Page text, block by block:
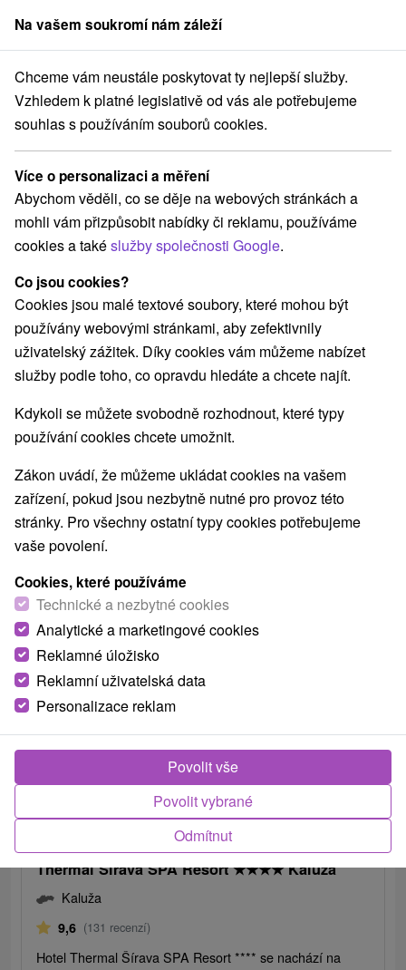
člen skupinySorger
termálním bazénem Východné Slovensko Košický kraj
Hotely s termálním bazénem Kaluža
Kategorie
Všechny kategorie
Hotely na Slovensku (3)
Hotely s bazénem(2) Wellness hotely na Slovensku
Hotely na Slovensku pro rodiny s dětmi
Hotely s termálním bazénem(2)
Vyberte lokalitu nebo termín
Nejprodávanější
VŠECHNY TOP - NEJPRODÁVANĚJŠÍ NEJLEVNĚJŠÍ
od2 177,65Kč
Thermal Šírava SPA Resort★★★★Kaluža
Kaluža
9,6 (131 recenzí)
Hotel Thermal Šírava SPA Resort **** se nachází na
Na vašem soukromí nám záleží
Chceme vám neustále poskytovat ty nejlepší služby.
Vzhledem k platné legislativě od vás ale potřebujeme
souhlas s používáním souborů cookies.
Více o personalizaci a měření
Abychom věděli, co se děje na webových stránkách a
mohli vám přizpůsobit nabídky či reklamu, používáme
cookies a takéslužby společnosti Google.
Co jsou cookies?
Cookies jsou malé textové soubory, které mohou být
používány webovými stránkami, aby zefektivnily
uživatelský zážitek. Díky cookies vám můžeme nabízet
služby podle toho, co opravdu hledáte a chcete najít.
Kdykoli se můžete svobodně rozhodnout, které typy
používání cookies chcete umožnit.
Zákon uvádí, že můžeme ukládat cookies na vašem
zařízení, pokud jsou nezbytně nutné pro provoz této
stránky. Pro všechny ostatní typy cookies potřebujeme
vaše povolení.
Cookies, které používáme
Technické a nezbytné cookies
Analytické a marketingové cookies
Reklamné úložisko
Reklamní uživatelská data
Personalizace reklam
Odmítnut
Povolit vybrané
Povolit vše